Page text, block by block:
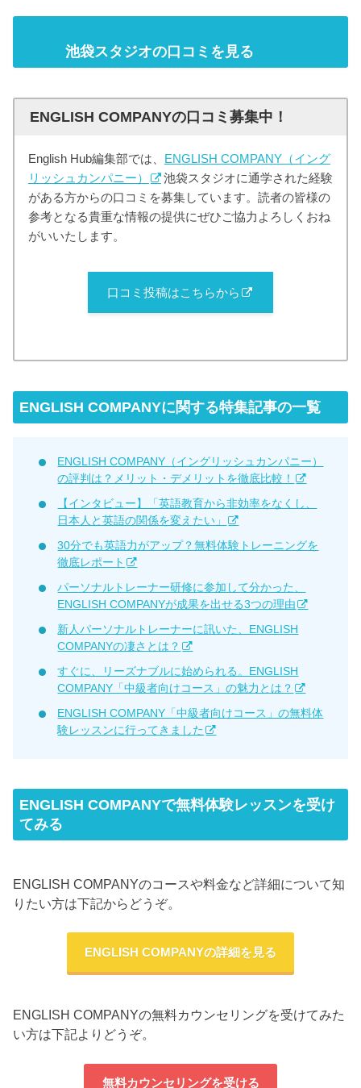
池袋スタジオの口コミを見る
ENGLISH COMPANYの口コミ募集中！
English Hub編集部では、
ENGLISH COMPANY（イング
リッシュカンパニー）
池袋スタジオに通学された経験
がある方からの口コミを募集しています。読者の皆様の
参考となる貴重な情報の提供にぜひご協力よろしくおね
がいいたします。
口コミ投稿はこちらから
ENGLISH COMPANYに関する特集記事の一覧
ENGLISH COMPANY（イングリッシュカンパニー）
の評判は？メリット・デメリットを徹底比較！
【インタビュー】「英語教育から非効率をなくし、
日本人と英語の関係を変えたい」
30分でも英語力がアップ？無料体験トレーニングを
徹底レポート
パーソナルトレーナー研修に参加して分かった、
ENGLISH COMPANYが成果を出せる3つの理由
新人パーソナルトレーナーに訊いた、ENGLISH
COMPANYの凄さとは？
すぐに、リーズナブルに始められる。ENGLISH
COMPANY「中級者向けコース」の魅力とは？
ENGLISH COMPANY「中級者向けコース」の無料体
験レッスンに行ってきました
ENGLISH COMPANYで無料体験レッスンを受け
てみる
ENGLISH COMPANYのコースや料金など詳細について知
りたい方は下記からどうぞ。
ENGLISH COMPANYの詳細を見る
ENGLISH COMPANYの無料カウンセリングを受けてみた
い方は下記よりどうぞ。
無料カウンセリングを受ける